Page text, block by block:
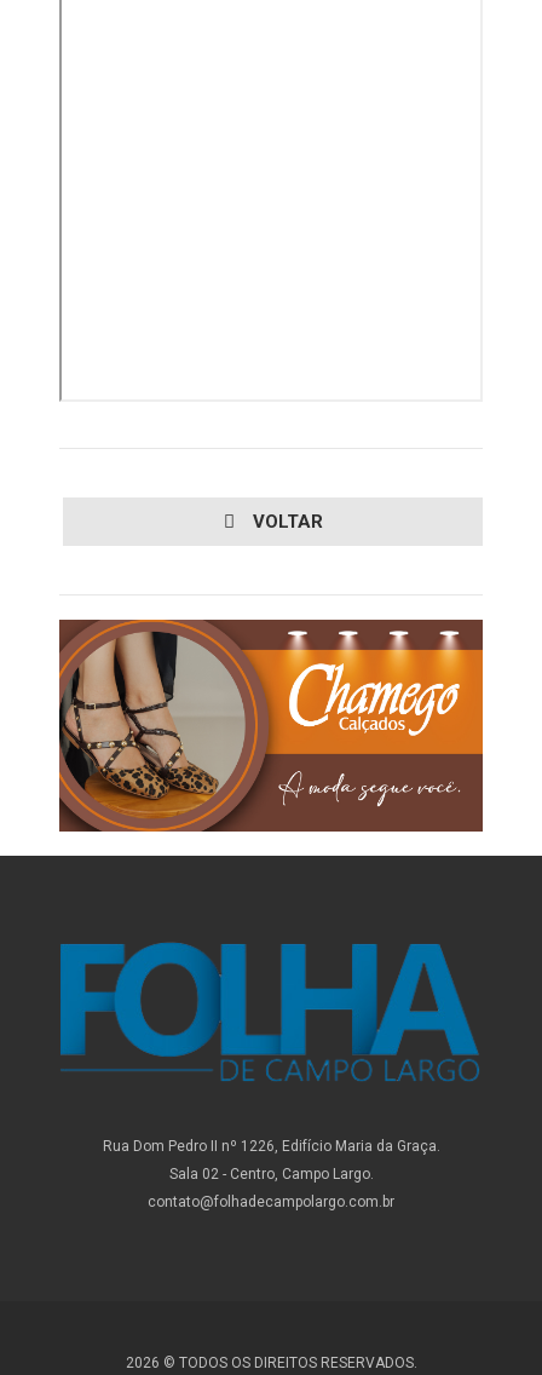
VOLTAR
Rua Dom Pedro II nº 1226, Edifício Maria da Graça.
Sala 02 - Centro, Campo Largo.
contato@folhadecampolargo.com.br
2026 © TODOS OS DIREITOS RESERVADOS.